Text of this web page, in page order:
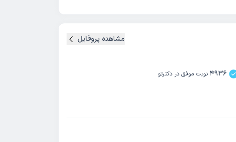
4936 نوبت موفق در دکترتو
مشاهده پروفایل